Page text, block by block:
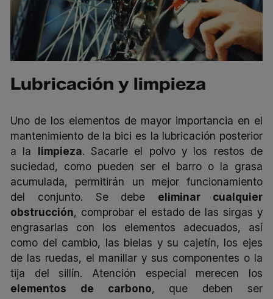
Lubricación y limpieza
Uno de los elementos de mayor importancia en el
mantenimiento de la bici es la lubricación posterior
a la limpieza.Sacarle el polvo y los restos de
suciedad, como pueden ser el barro o la grasa
acumulada, permitirán un mejor funcionamiento
del conjunto. Se debe eliminar cualquier
obstrucción, comprobar el estado de las sirgas y
engrasarlas con los elementos adecuados, así
como del cambio, las bielas y su cajetín, los ejes
de las ruedas, el manillar y sus componentes o la
tija del sillín. Atención especial merecen los
elementos de carbono, que deben ser